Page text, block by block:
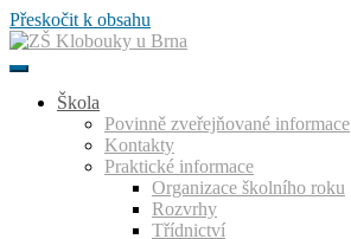
Přeskočit k obsahu
Škola
Povinně zveřejňované informace
Kontakty
Praktické informace
Organizace školního roku
Rozvrhy
Třídnictví